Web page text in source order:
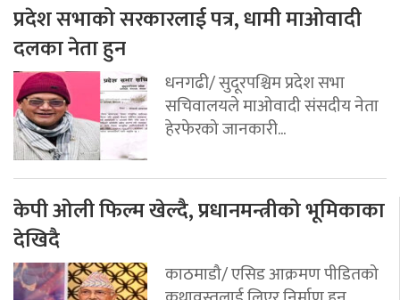
प्रदेश सभाको सरकारलाई पत्र, धामी माओवादी
दलका नेता हुन
धनगढी/ सुदूरपश्चिम प्रदेश सभा
सचिवालयले माओवादी संसदीय नेता
हेरफेरको जानकारी...
केपी ओली फिल्म खेल्दै, प्रधानमन्त्रीको भूमिकाका
देखिदै
काठमाडौ/ एसिड आक्रमण पीडितको